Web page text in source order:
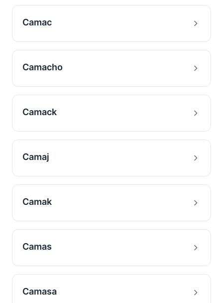
Camac
Camacho
Camack
Camaj
Camak
Camas
Camasa